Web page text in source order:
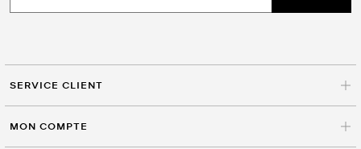
SERVICE CLIENT
MON COMPTE